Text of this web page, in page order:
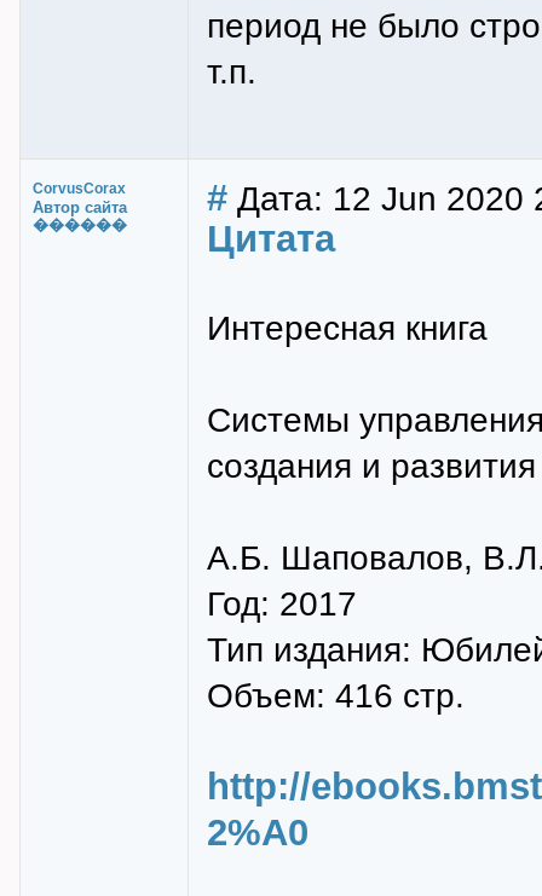
период не было
т.п.
CorvusCorax
Автор сайта
������
# Дата: 12 Jun 2020
Цитата
Интересная книга
Системы
создания и развития
А.Б. Шаповалов,
Год: 2017
Тип издания:
Объем: 416 стр.
http://
2%A0